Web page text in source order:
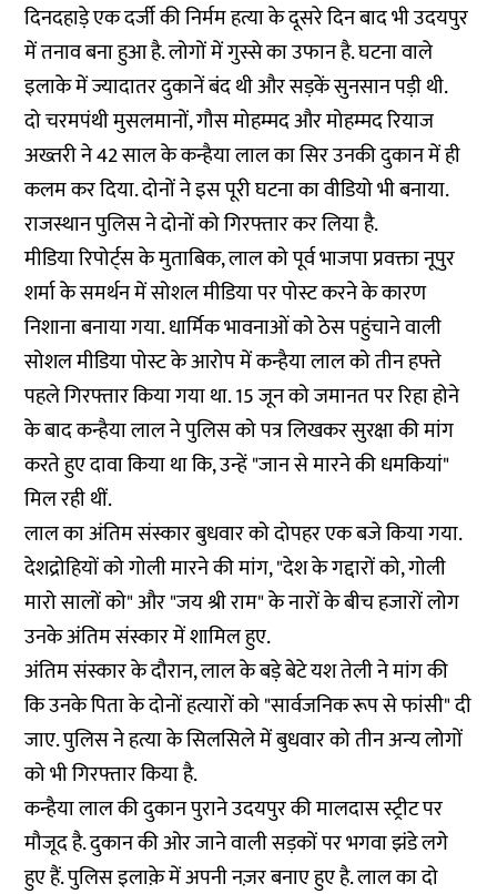
दिनदहाड़े एक दर्जी की निर्मम हत्या के दूसरे दिन बाद भी उदयपुर
में तनाव बना हुआ है. लोगों में गुस्से का उफान है. घटना वाले
इलाके में ज्यादातर दुकानें बंद थी और सड़कें सुनसान पड़ी थी.
दो चरमपंथी मुसलमानों, गौस मोहम्मद और मोहम्मद रियाज
अख्तरी ने 42 साल के कन्हैया लाल का सिर उनकी दुकान में ही
कलम कर दिया. दोनों ने इस पूरी घटना का वीडियो भी बनाया.
राजस्थान पुलिस ने दोनों को गिरफ्तार कर लिया है.
मीडिया रिपोर्ट्स के मुताबिक, लाल को पूर्व भाजपा प्रवक्ता नूपुर
शर्मा के समर्थन में सोशल मीडिया पर पोस्ट करने के कारण
निशाना बनाया गया. धार्मिक भावनाओं को ठेस पहुंचाने वाली
सोशल मीडिया पोस्ट के आरोप में कन्हैया लाल को तीन हफ्ते
पहले गिरफ्तार किया गया था. 15 जून को जमानत पर रिहा होने
के बाद कन्हैया लाल ने पुलिस को पत्र लिखकर सुरक्षा की मांग
करते हुए दावा किया था कि, उन्हें "जान से मारने की धमकियां"
मिल रही थीं.
लाल का अंतिम संस्कार बुधवार को दोपहर एक बजे किया गया.
देशद्रोहियों को गोली मारने की मांग, "देश के गद्दारों को, गोली
मारो सालों को" और "जय श्री राम" के नारों के बीच हजारों लोग
उनके अंतिम संस्कार में शामिल हुए.
अंतिम संस्कार के दौरान, लाल के बड़े बेटे यश तेली ने मांग की
कि उनके पिता के दोनों हत्यारों को "सार्वजनिक रूप से फांसी" दी
जाए. पुलिस ने हत्या के सिलसिले में बुधवार को तीन अन्य लोगों
को भी गिरफ्तार किया है.
कन्हैया लाल की दुकान पुराने उदयपुर की मालदास स्ट्रीट पर
मौजूद है. दुकान की ओर जाने वाली सड़कों पर भगवा झंडे लगे
हुए हैं. पुलिस इलाक़े में अपनी नज़र बनाए हुए है. लाल का दो